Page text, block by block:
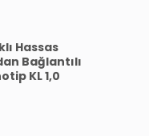
Hassas
Bağlantılı
KL 1,0